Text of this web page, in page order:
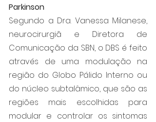
Parkinson
Segundo a Dra. Vanessa Milanese,
neurocirurgiã e Diretora de
Comunicação da SBN, o DBS é feito
através de uma modulação na
região do Globo Pálido Interno ou
do núcleo subtalâmico, que são as
regiões mais escolhidas para
modular e controlar os sintomas